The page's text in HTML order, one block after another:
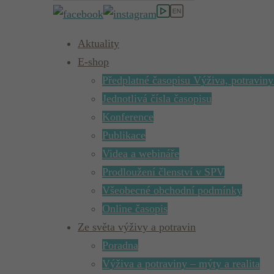
Aktuality
E-shop
Předplatné časopisu Výživa,
Jednotlivá čísla časopisu
Konference
Publikace
Videa a webináře
Prodloužení členství v SPV
Všeobecné obchodní podmínky
Online časopis
Ze světa výživy a potravin
Poradna
Výživa a potraviny – mýty a realita